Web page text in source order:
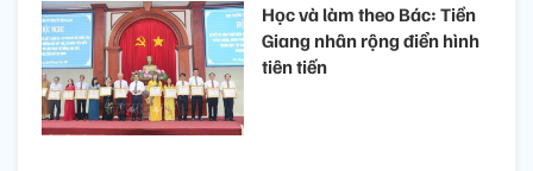
Học và làm theo Bác: Tiền
Giang nhân rộng điển hình
tiên tiến